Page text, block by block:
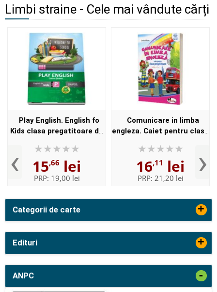
Categorii de carte +
Edituri +
ANPC -
Limbi straine - Cele mai vândute cărți
‹
Play English. English fo
Kids clasa pregatitoare de
15,66 lei
PRP: 19,00 lei
Comunicare in limba
engleza. Caiet pentru clasa
Cristina Johnson, ARAMIS
16,11 lei
PRP: 21,20 lei ›